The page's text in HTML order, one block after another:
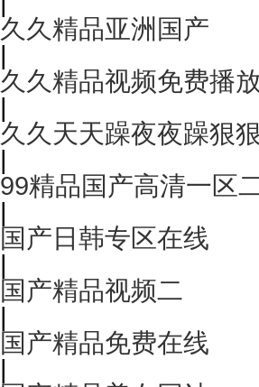
久久精品亚洲国产
|
久久精品视频免费播
|
久久天天躁夜夜躁狠
|
99精品国产高清一区
|
国产日韩专区在线
|
国产精品视频二
|
国产精品免费在线
|